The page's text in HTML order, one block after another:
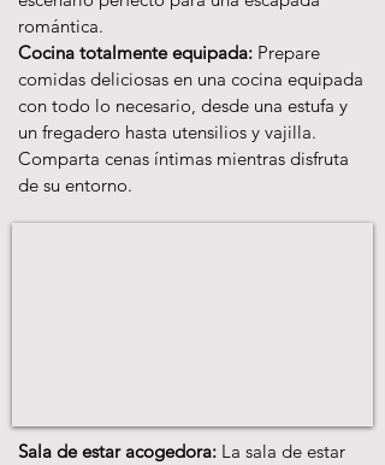
romántica.
Cocina totalmente equipada: Prepare
comidas deliciosas en una cocina equipada
con todo lo necesario, desde una estufa y
un fregadero hasta utensilios y vajilla.
Comparta cenas íntimas mientras disfruta
de su entorno.
Sala de estar acogedora: La sala de estar